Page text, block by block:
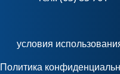
условия
Политика